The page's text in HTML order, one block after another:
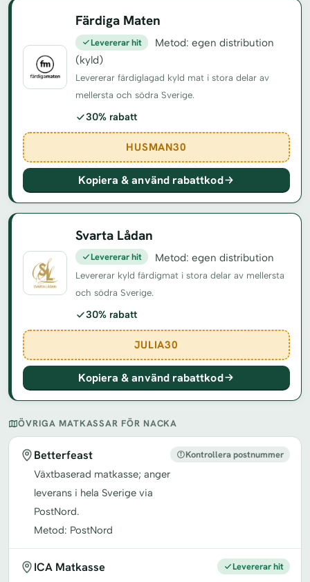
Färdiga Maten
Levererar hit
Metod: egen distribution
(kyld)
Levererar färdiglagad kyld mat i stora delar av
mellersta och södra Sverige.
30% rabatt
HUSMAN30
Kopiera & använd rabattkod
Svarta Lådan
Levererar hit Metod: egen distribution
Levererar kyld färdigmat i stora delar av mellersta
och södra Sverige.
30% rabatt
JULIA30
Kopiera & använd rabattkod
ÖVRIGA MATKASSAR FÖR NACKA
Betterfeast
Växtbaserad matkasse; anger
leverans i hela Sverige via
PostNord.
Metod: PostNord
Kontrollera postnummer
ICA Matkasse Levererar hit